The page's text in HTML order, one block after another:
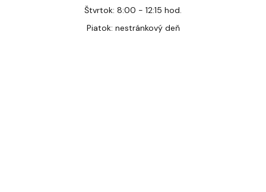
Štvrtok: 8:00 - 12:15 hod.
Piatok: nestránkový deň